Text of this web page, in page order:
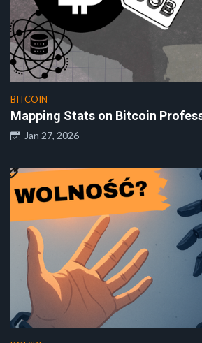
BITCOIN
Mapping Stats on Bitcoin
Jan 27, 2026